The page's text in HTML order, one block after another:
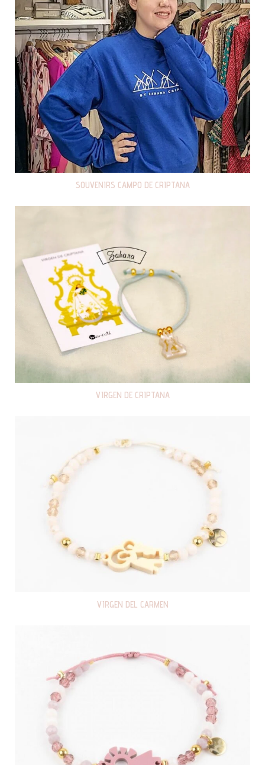
SOUVENIRS CAMPO DE CRIPTANA
VIRGEN DE CRIPTANA
VIRGEN DEL CARMEN